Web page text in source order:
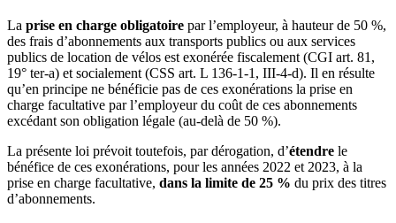
La prise en charge obligatoire par l’employeur, à hauteur de 50 %,
des frais d’abonnements aux transports publics ou aux services
publics de location de vélos est exonérée fiscalement (CGI art. 81,
19° ter-a) et socialement (CSS art. L 136-1-1, III-4-d). Il en résulte
qu’en principe ne bénéficie pas de ces exonérations la prise en
charge facultative par l’employeur du coût de ces abonnements
excédant son obligation légale (au-delà de 50 %).
La présente loi prévoit toutefois, par dérogation, d’étendre le
bénéfice de ces exonérations, pour les années 2022 et 2023, à la
prise en charge facultative, dans la limite de 25 % du prix des titres
d’abonnements.